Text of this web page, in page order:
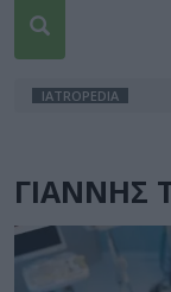
IATROPEDIA
ΓΙΑΝΝΗΣ